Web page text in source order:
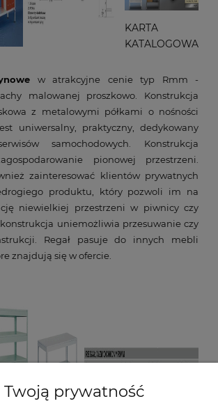
KARTA
KATALOGOWA
w atrakcyjne cenie typ Rmm -
malowanej proszkowo. Konstrukcja
z metalowymi półkami o nośności
uniwersalny, praktyczny, dedykowany
samochodowych. Konstrukcja
pionowej przestrzeni.
zainteresować klientów prywatnych
produktu, który pozwoli im na
niewielkiej przestrzeni w piwnicy czy
uniemożliwia przesuwanie czy
Regał pasuje do innych mebli
znajdują się w ofercie.
prywatność